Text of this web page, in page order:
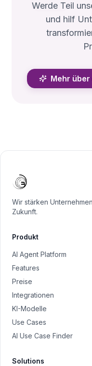
Werde Teil
und hilf
Mehr
Wir stärken
Zukunft.
Produkt
AI Agent Platform
Features
Preise
Integrationen
KI-Modelle
Use Cases
AI Use Case Finder
Solutions